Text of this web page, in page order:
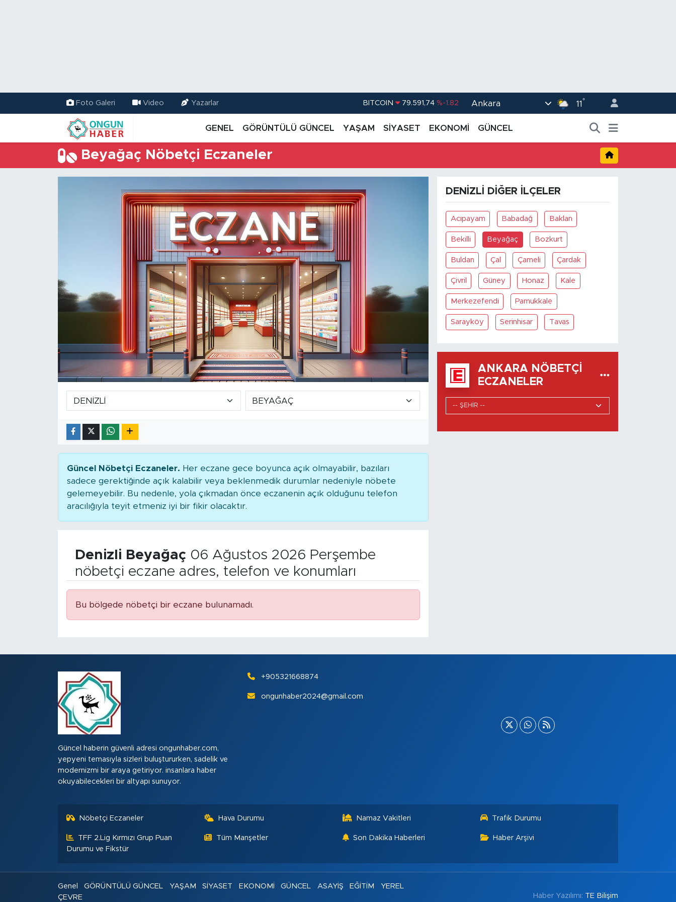
Foto Galeri Video Yazarlar BITCOIN 79.591,74 %-1.82
G.ALTIN 6862,09000
%0
Ankara 11 °
GENEL GÖRÜNTÜLÜ GÜNCEL YAŞAM SİYASET EKONOMİ GÜNCEL
Beyağaç Nöbetçi Eczaneler
Güncel Nöbetçi Eczaneler. Her eczane gece boyunca açık olmayabilir, bazıları
sadece gerektiğinde açık kalabilir veya beklenmedik durumlar nedeniyle nöbete
gelemeyebilir. Bu nedenle, yola çıkmadan önce eczanenin açık olduğunu telefon
aracılığıyla teyit etmeniz iyi bir fikir olacaktır.
Denizli Beyağaç 06 Ağustos 2026 Perşembe
nöbetçi eczane adres, telefon ve konumları
Bu bölgede nöbetçi bir eczane bulunamadı.
DENIZLI DIĞER İLÇELER
Acıpayam Babadağ Baklan
Bekilli Beyağaç Bozkurt
Buldan Çal Çameli Çardak
Çivril Güney Honaz Kale
Merkezefendi Pamukkale
Sarayköy Serinhisar Tavas
ANKARA NÖBETÇI
ECZANELER
Güncel haberin güvenli adresi ongunhaber.com,
yepyeni temasıyla sizleri buluştururken, sadelik ve
modernizmi bir araya getiriyor. insanlara haber
okuyabilecekleri bir altyapı sunuyor.
+905321668874
ongunhaber2024@gmail.com
Nöbetçi Eczaneler Hava Durumu Namaz Vakitleri Trafik Durumu
TFF 2.Lig Kırmızı Grup Puan
Durumu ve Fikstür
Tüm Manşetler Son Dakika Haberleri Haber Arşivi
Genel GÖRÜNTÜLÜ GÜNCEL YAŞAM SİYASET EKONOMİ GÜNCEL ASAYİŞ EĞİTİM
YEREL
ÇEVRE
Haber Yazılımı: TE Bilişim
Trafik Durumu
TFF 2.Lig Kırmızı Grup Puan Durumu ve Fikstür
Tüm Manşetler